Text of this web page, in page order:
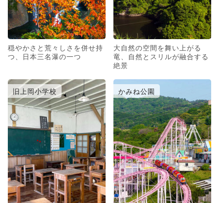
穏やかさと荒々しさを併せ持
つ、日本三名瀑の一つ
大自然の空間を舞い上がる
竜、自然とスリルが融合する
絶景
旧上岡小学校 かみね公園